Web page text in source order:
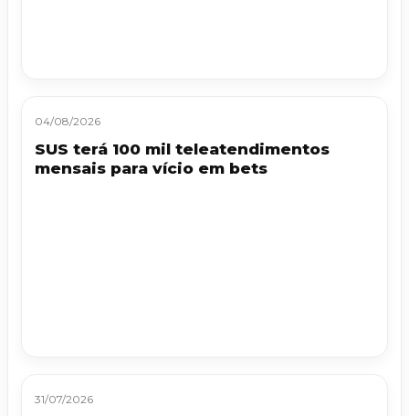
04/08/2026
SUS terá 100 mil teleatendimentos
mensais para vício em bets
31/07/2026